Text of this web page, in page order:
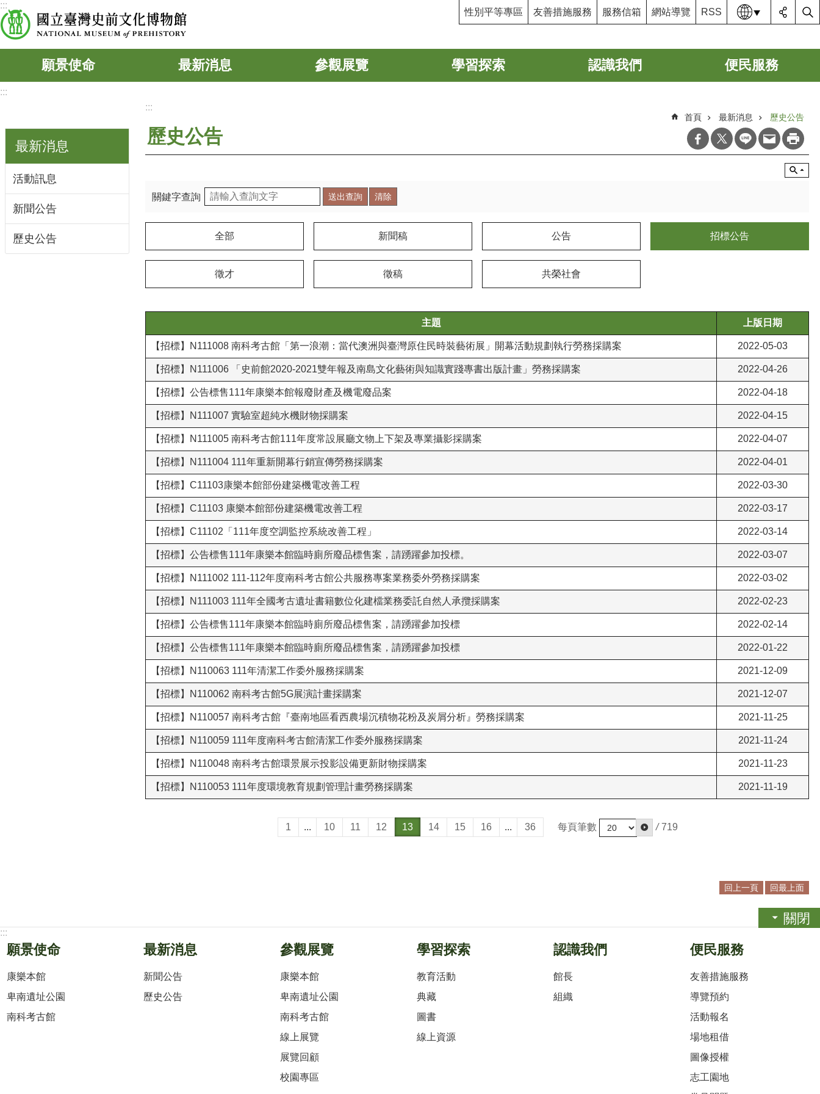
跳到主要內容區塊
:::
性別平等專區 友善措施服務 服務信箱 網站導覽 RSS 語系
願景使命 最新消息 參觀展覽 學習探索 認識我們 便民服務
:::
最新消息
活動訊息
新聞公告
歷史公告
:::
首頁 最新消息 歷史公告
歷史公告
關鍵字查詢
全部 新聞稿 公告 招標公告
徵才 徵稿 共榮社會
主題 上版日期
【招標】N111008 南科考古館「第一浪潮：當代澳洲與臺灣原住民時裝藝術展」開幕活動規劃執行勞務採購案 2022-05-03
【招標】N111006 「史前館2020-2021雙年報及南島文化藝術與知識實踐專書出版計畫」勞務採購案 2022-04-26
【招標】公告標售111年康樂本館報廢財產及機電廢品案 2022-04-18
【招標】N111007 實驗室超純水機財物採購案 2022-04-15
【招標】N111005 南科考古館111年度常設展廳文物上下架及專業攝影採購案 2022-04-07
【招標】N111004 111年重新開幕行銷宣傳勞務採購案 2022-04-01
【招標】C11103康樂本館部份建築機電改善工程 2022-03-30
【招標】C11103 康樂本館部份建築機電改善工程 2022-03-17
【招標】C11102「111年度空調監控系統改善工程」 2022-03-14
【招標】公告標售111年康樂本館臨時廁所廢品標售案，請踴躍參加投標。 2022-03-07
【招標】N111002 111-112年度南科考古館公共服務專案業務委外勞務採購案 2022-03-02
【招標】N111003 111年全國考古遺址書籍數位化建檔業務委託自然人承攬採購案 2022-02-23
【招標】公告標售111年康樂本館臨時廁所廢品標售案，請踴躍參加投標 2022-02-14
【招標】公告標售111年康樂本館臨時廁所廢品標售案，請踴躍參加投標 2022-01-22
【招標】N110063 111年清潔工作委外服務採購案 2021-12-09
【招標】N110062 南科考古館5G展演計畫採購案 2021-12-07
【招標】N110057 南科考古館『臺南地區看西農場沉積物花粉及炭屑分析』勞務採購案 2021-11-25
【招標】N110059 111年度南科考古館清潔工作委外服務採購案 2021-11-24
【招標】N110048 南科考古館環景展示投影設備更新財物採購案 2021-11-23
【招標】N110053 111年度環境教育規劃管理計畫勞務採購案 2021-11-19
1 ... 10 11 12 13 14 15 16 ... 36 每頁筆數 / 719
回上一頁 回最上面
關閉
:::
願景使命
康樂本館
卑南遺址公園
南科考古館
最新消息
新聞公告
歷史公告
參觀展覽
康樂本館
卑南遺址公園
南科考古館
線上展覽
展覽回顧
校園專區
學習探索
教育活動
典藏
圖書
線上資源
認識我們
館長
組織
便民服務
友善措施服務
導覽預約
活動報名
場地租借
圖像授權
志工園地